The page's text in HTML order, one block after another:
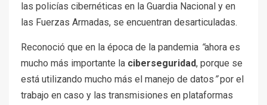
las policías cibernéticas en la Guardia Nacional y en
las Fuerzas Armadas, se encuentran desarticuladas.
Reconoció que en la época de la pandemia “ahora es
mucho más importante la ciberseguridad, porque se
está utilizando mucho más el manejo de datos ”por el
trabajo en caso y las transmisiones en plataformas